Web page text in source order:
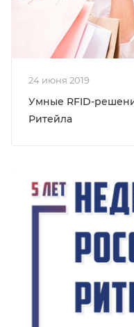
24 июня 2019
Умные RFID-
Ритейла